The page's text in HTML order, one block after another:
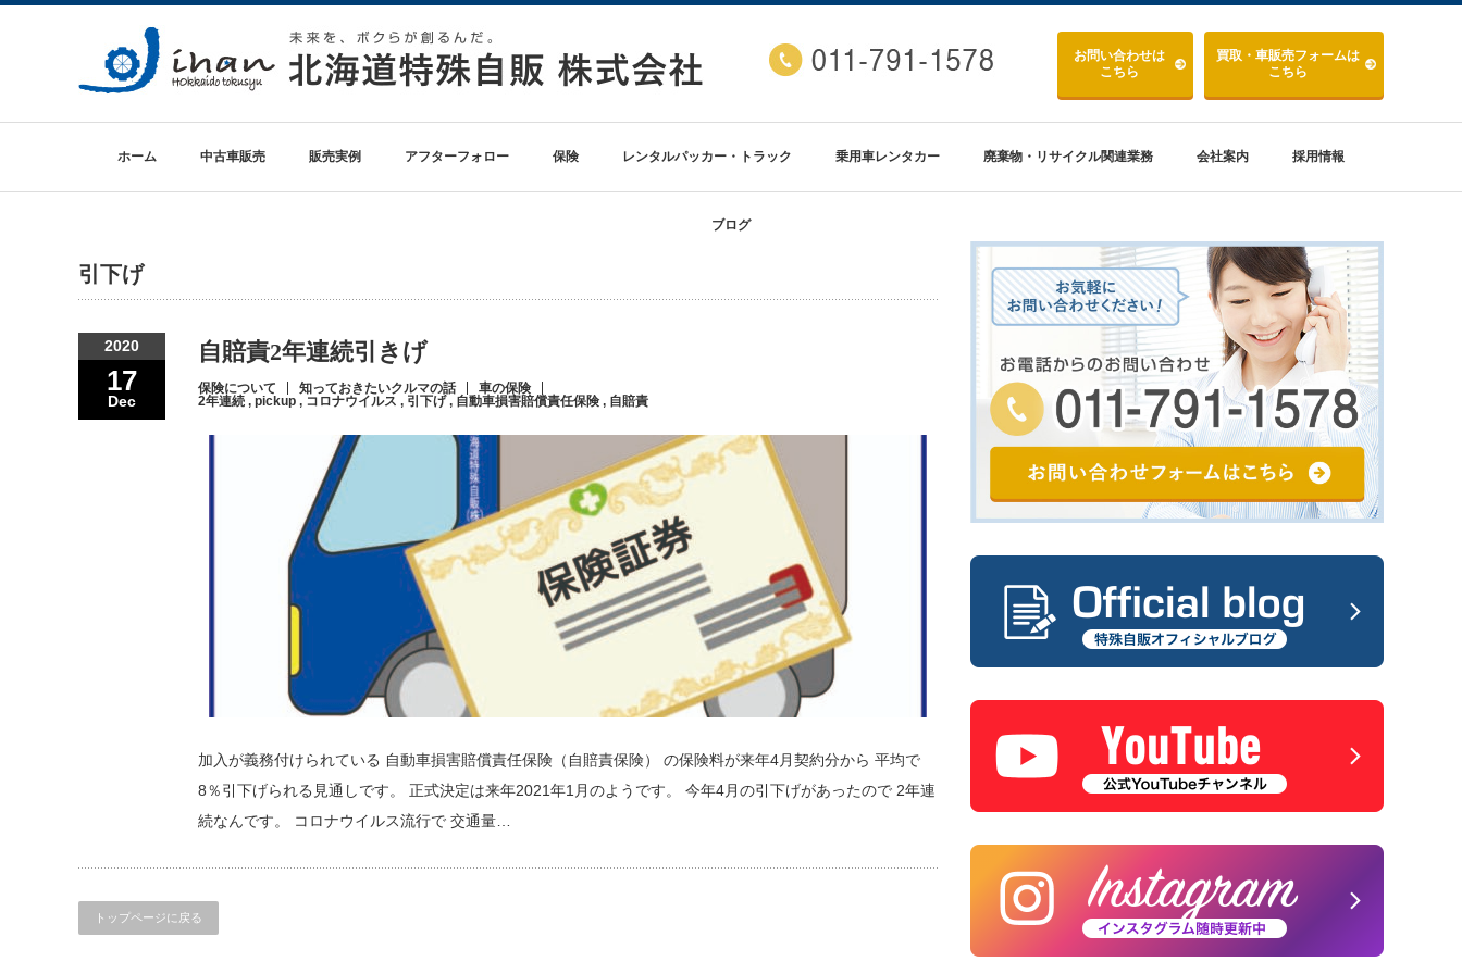
お問い合わせは
こちら
買取・車販売フォームは
こちら
ホーム 中古車販売 販売実例 アフターフォロー 保険 レンタルパッカー・トラック 乗用車レンタカー 廃棄物・リサイクル関連業務 会社案内 採用情報
ブログ
引下げ
2020
17
Dec
自賠責2年連続引きげ
保険について 知っておきたいクルマの話
車の保険
2年連続 , pickup , コロナウイルス , 引下げ, 自動車損害賠償責任保険 , 自賠責
加入が義務付けられている 自動車損害賠償責任保険（自賠責保険） の保険料が来年4月契約分から 平均で
8％引下げられる見通しです。 正式決定は来年2021年1月のようです。 今年4月の引下げがあったので 2年連
続なんです。 コロナウイルス流行で 交通量…
トップページに戻る